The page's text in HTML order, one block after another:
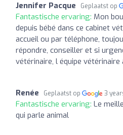
Jennifer Pacque Geplaatst op
Fantastische ervaring: Mon
depuis bébé dans ce cabinet
accueil ou par téléphone,
répondre, conseiller et si
vétérinaire, l équipe vétérinaire
Renée Geplaatst op 3
Fantastische ervaring: Le
qui parle animal